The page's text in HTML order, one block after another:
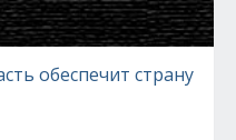
обеспечит страну